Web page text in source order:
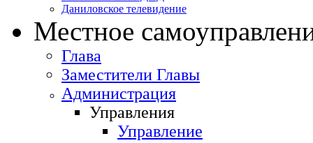
Даниловское телевидение
Местное
Глава
Заместители Главы
Администрация
Управления
Управление